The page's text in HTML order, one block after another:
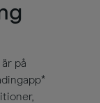
på